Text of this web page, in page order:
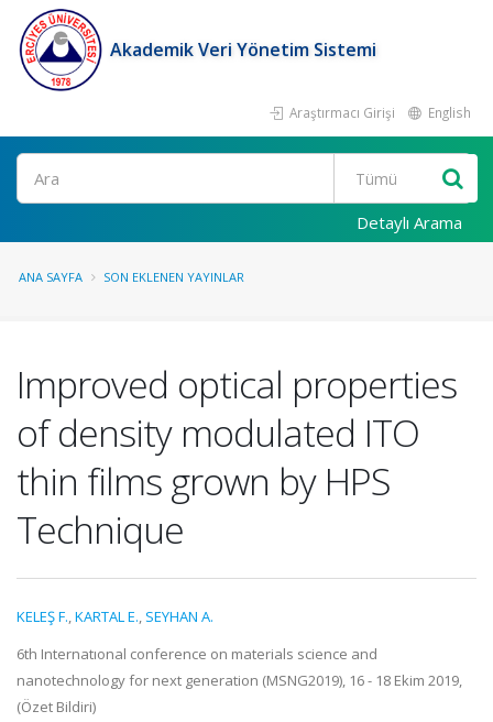
Akademik Veri Yönetim Sistemi
Araştırmacı Girişi English
Ara
Detaylı Arama
ANA SAYFA SON EKLENEN YAYINLAR
Improved optical properties
of density modulated ITO
thin films grown by HPS
Technique
KELEŞ F.,KARTAL E., SEYHAN A.
6th Internatıonal conference on materials science and
nanotechnology for next generation (MSNG2019), 16 - 18 Ekim 2019,
(Özet Bildiri)